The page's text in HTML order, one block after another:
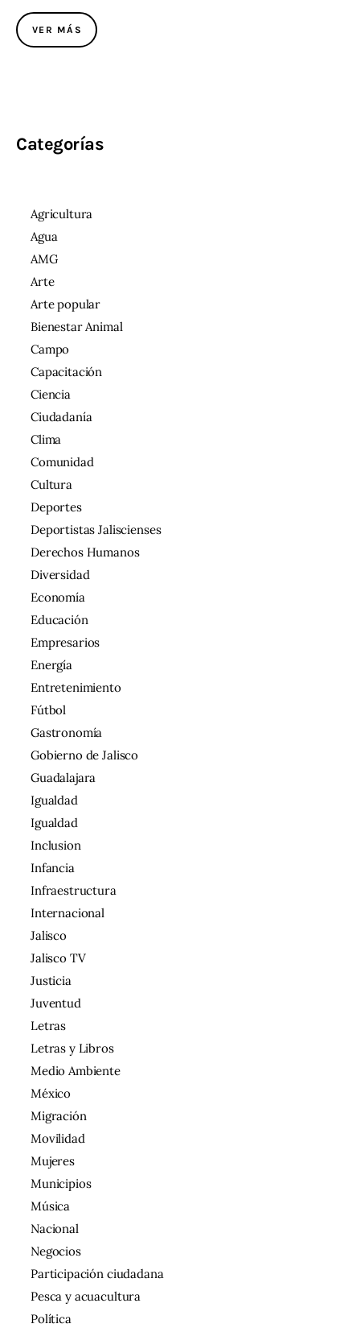
VER MÁS
Categorías
Agricultura
Agua
AMG
Arte
Arte popular
Bienestar Animal
Campo
Capacitación
Ciencia
Ciudadanía
Clima
Comunidad
Cultura
Deportes
Deportistas Jaliscienses
Derechos Humanos
Diversidad
Economía
Educación
Empresarios
Energía
Entretenimiento
Fútbol
Gastronomía
Gobierno de Jalisco
Guadalajara
Igualdad
Igualdad
Inclusion
Infancia
Infraestructura
Internacional
Jalisco
Jalisco TV
Justicia
Juventud
Letras
Letras y Libros
Medio Ambiente
México
Migración
Movilidad
Mujeres
Municipios
Música
Nacional
Negocios
Participación ciudadana
Pesca y acuacultura
Política